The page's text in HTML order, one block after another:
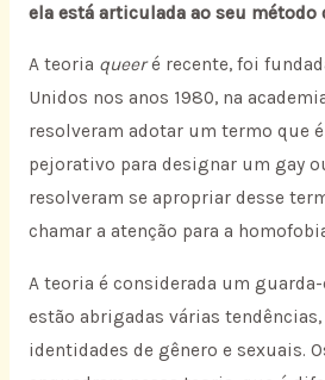
ela está articulada ao seu método
A teoria queeré recente, foi
Unidos nos anos 1980, na
resolveram adotar um termo que
pejorativo para designar um gay
resolveram se apropriar desse
chamar a atenção para a
A teoria é considerada um
estão abrigadas várias
identidades de gênero e sexuais.